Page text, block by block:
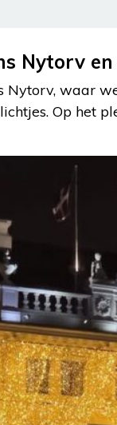
Nytorv
Nytorv, waar
Op het